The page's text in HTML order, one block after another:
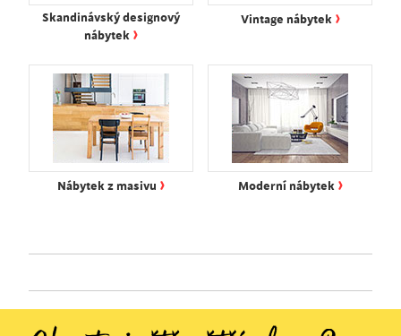
Skandinávský designový
nábytek ›
Vintage nábytek ›
Nábytek z masivu › Moderní nábytek ›